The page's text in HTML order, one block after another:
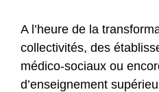
A l’heure de la
collectivités, des
médico-sociaux ou
d’enseignement